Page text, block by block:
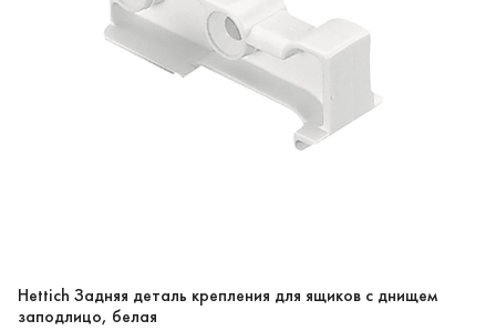
Hettich Задняя деталь крепления для ящиков с днищем
заподлицо, белая